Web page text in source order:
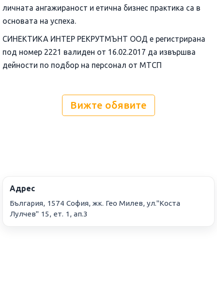
личната ангажираност и етична бизнес практика са в
основата на успеха.
СИНЕКТИКА ИНТЕР РЕКРУТМЪНТ ООД е регистрирана
под номер 2221 валиден от 16.02.2017 да извършва
дейности по подбор на персонал от МТСП
Вижте обявите
Адрес
България, 1574 София, жк. Гео Милев, ул."Коста
Лулчев" 15, ет. 1, ап.3